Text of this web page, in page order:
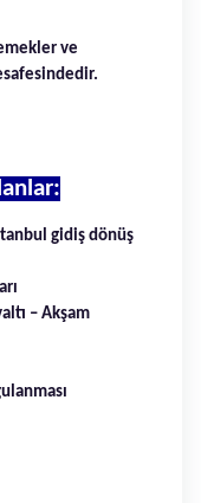
ve
gidiş dönüş
– Akşam